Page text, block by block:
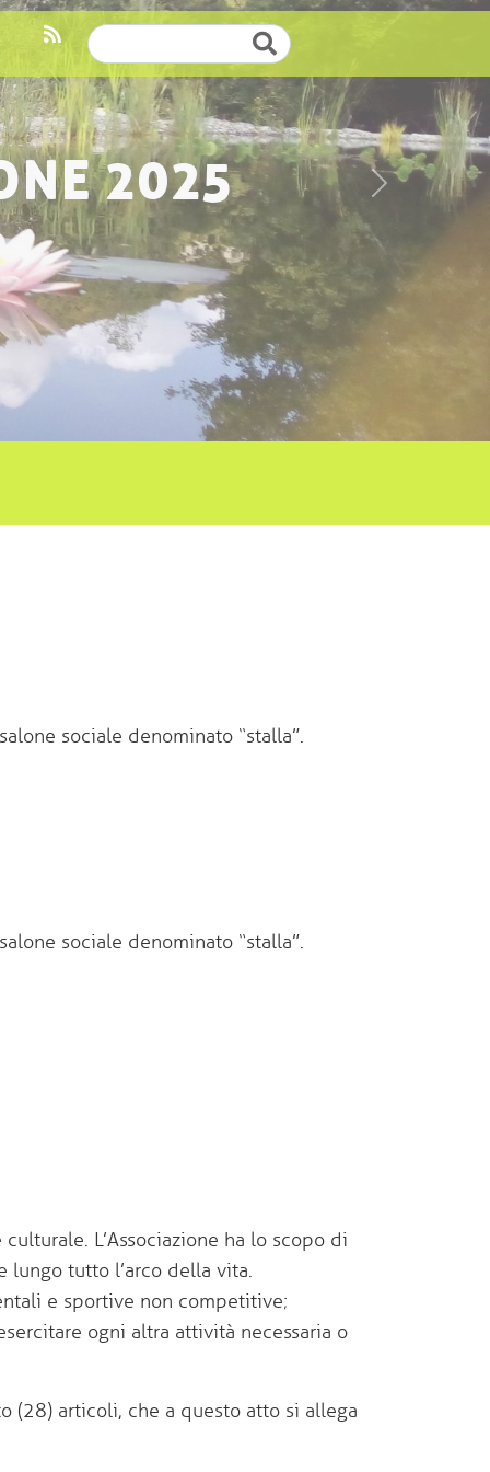
2025 Successivo
sociale denominato “stalla”.
sociale denominato “stalla”.
L’Associazione ha lo scopo di
lungo tutto l’arco della vita.
e sportive non competitive;
ogni altra attività necessaria o
(28) articoli, che a questo atto si allega